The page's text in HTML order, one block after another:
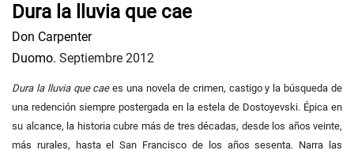
Dura la lluvia que cae
Don Carpenter
Duomo. Septiembre 2012
Dura la lluvia que caees una novela de crimen, castigo y la búsqueda de
una redención siempre postergada en la estela de Dostoyevski. Épica en
su alcance, la historia cubre más de tres décadas, desde los años veinte,
más rurales, hasta el San Francisco de los años sesenta. Narra las